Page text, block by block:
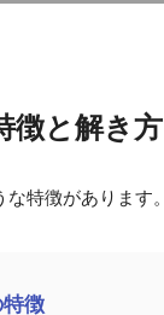
徴と解き方
特徴があります。
徴